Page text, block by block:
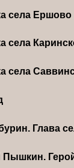
села Ершово
села
села
Глава
Пышкин.